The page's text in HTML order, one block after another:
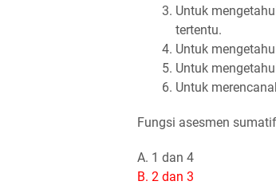
Untuk
tertentu.
Untuk
Untuk
Untuk
Fungsi asesmen
A. 1 dan 4
B. 2 dan 3